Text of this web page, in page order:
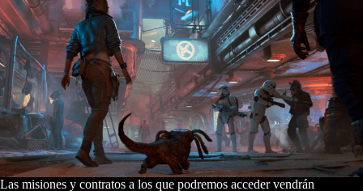
Las misiones y contratos a los que podremos acceder vendrán